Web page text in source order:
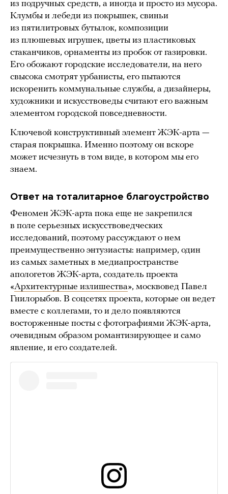
из подручных средств, а иногда и просто из мусора.
Клумбы и лебеди из покрышек, свиньи
из пятилитровых бутылок, композиции
из плюшевых игрушек, цветы из пластиковых
стаканчиков, орнаменты из пробок от газировки.
Его обожают городские исследователи, на него
свысока смотрят урбанисты, его пытаются
искоренить коммунальные службы, а дизайнеры,
художники и искусствоведы считают его важным
элементом городской повседневности.
Ключевой конструктивный элемент ЖЭК-арта —
старая покрышка. Именно поэтому он вскоре
может исчезнуть в том виде, в котором мы его
знаем.
Ответ на тоталитарное благоустройство
Феномен ЖЭК-арта пока еще не закрепился
в поле серьезных искусствоведческих
исследований, поэтому рассуждают о нем
преимущественно энтузиасты: например, один
из самых заметных в медиапространстве
апологетов ЖЭК-арта, создатель проекта
«Архитектурные излишества», москвовед Павел
Гнилорыбов. В соцсетях проекта, которые он ведет
вместе с коллегами, то и дело появляются
восторженные посты с фотографиями ЖЭК-арта,
очевидным образом романтизирующее и само
явление, и его создателей.